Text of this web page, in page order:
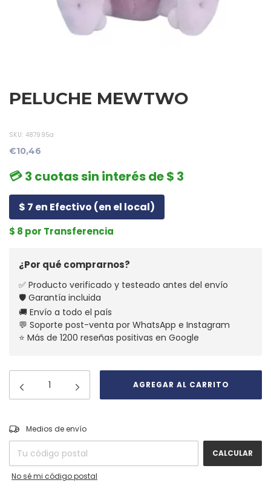
PELUCHE MEWTWO
SKU: 487995a
€10,46
💳 3 cuotas sin interés de $ 3
$ 7 en Efectivo (en el local)
$ 8 por Transferencia
¿Por qué comprarnos?
✅ Producto verificado y testeado antes del envío
🛡️ Garantía incluida
🚚 Envío a todo el país
💬 Soporte post-venta por WhatsApp e Instagram
⭐ Más de 1200 reseñas positivas en Google
Entregas para el CP:
Medios de envío
CALCULAR
No sé mi código postal